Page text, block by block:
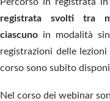
registrata svolti tra
ciascuno in modalità
registrazioni delle
corso sono subito
Nel corso dei webinar